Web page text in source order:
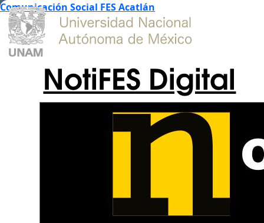
Comunicación Social FES Acatlán
NotiFES Digital